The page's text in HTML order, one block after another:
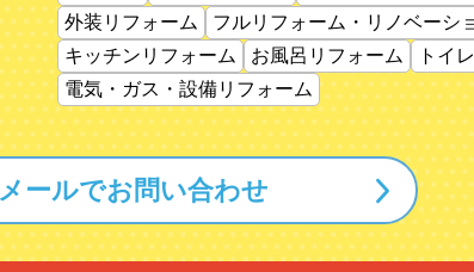
外装リフォーム
フルリフォーム・リノベーシ
キッチンリフォーム
お風呂リフォーム
トイ
電気・ガス・設備リフォーム
メールでお問い合わせ